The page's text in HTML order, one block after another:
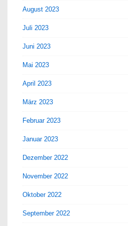
August 2023
Juli 2023
Juni 2023
Mai 2023
April 2023
März 2023
Februar 2023
Januar 2023
Dezember 2022
November 2022
Oktober 2022
September 2022